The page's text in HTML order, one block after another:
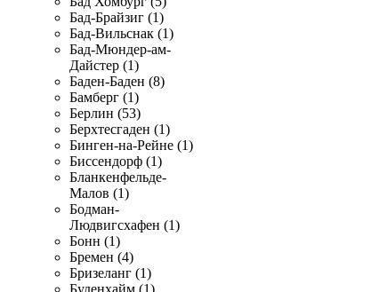
Бад-Брайзиг (1)
Бад-Вильснак (1)
Бад-Мюндер-ам-
Дайстер (1)
Баден-Баден (8)
Бамберг (1)
Берлин (53)
Берхтесгаден (1)
Бинген-на-Рейне (1)
Биссендорф (1)
Бланкенфельде-
Малов (1)
Бодман-
Людвигсхафен (1)
Бонн (1)
Бремен (4)
Бризеланг (1)
Буденхайм (1)